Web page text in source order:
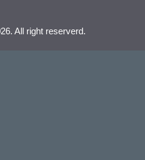
All right reserverd.